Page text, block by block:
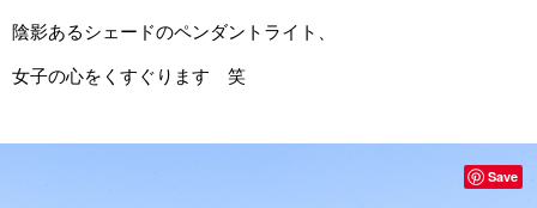
陰影あるシェードのペンダントライト、
女子の心をくすぐります 笑
Save